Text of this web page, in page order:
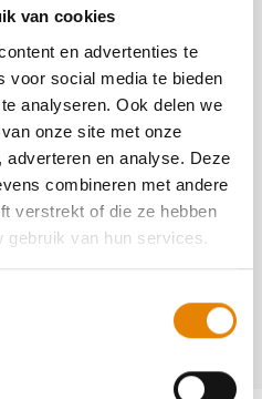
van cookies
en advertenties te
voor social media te bieden
analyseren. Ook delen we
onze site met onze
en analyse. Deze
combineren met andere
verstrekt of die ze hebben
gebruik van hun services.
Toekers